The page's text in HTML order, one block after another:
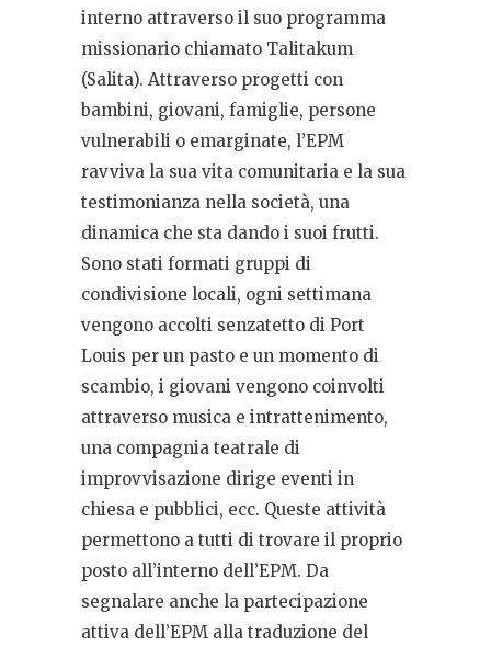
interno attraverso il suo programma
missionario chiamato Talitakum
(Salita). Attraverso progetti con
bambini, giovani, famiglie, persone
vulnerabili o emarginate, l’EPM
ravviva la sua vita comunitaria e la sua
testimonianza nella società, una
dinamica che sta dando i suoi frutti.
Sono stati formati gruppi di
condivisione locali, ogni settimana
vengono accolti senzatetto di Port
Louis per un pasto e un momento di
scambio, i giovani vengono coinvolti
attraverso musica e intrattenimento,
una compagnia teatrale di
improvvisazione dirige eventi in
chiesa e pubblici, ecc. Queste attività
permettono a tutti di trovare il proprio
posto all’interno dell’EPM. Da
segnalare anche la partecipazione
attiva dell’EPM alla traduzione del